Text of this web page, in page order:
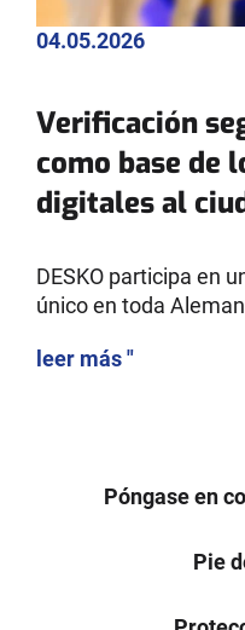
04.05.2026
Verificación
como base de
digitales al
DESKO participa en
único en toda
leer más "
Póngase en
Pie